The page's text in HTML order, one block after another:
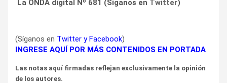
La ONDA digital Nº 681 (Síganos en Twitter)
(Síganos en Twitter yFacebook)
INGRESE AQUÍ POR MÁS CONTENIDOS EN PORTADA
Las notas aquí firmadas reflejan exclusivamente la opinión
de los autores.